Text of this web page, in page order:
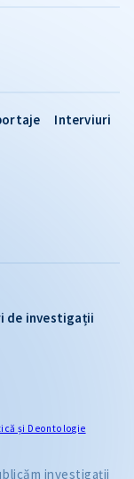
de investigații
Interviuri
și Deontologie
investigații